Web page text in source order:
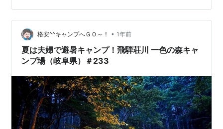
CHAKEYAKE テント取り付け用カージョイント 自在金具
2個セット おやつを食べよう！ 平湯大滝に行こう！ 蝦夷
鹿ロースでランチ！ 平湯の湯に入りに行こう！ 自堕落モ
ード全開！ 焚き火をしよう！ 蝦夷鹿鍋を食べよう！ ひ
らゆの…
格安^^キャンプへＧＯ～！ • 1年前
夏は夫婦で避暑キャンプ！飛騨荘川 一色の森キャ
ンプ場（岐阜県）＃233